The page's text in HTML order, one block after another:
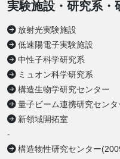
実験施設・研究系・
放射光実験施設
低速陽電子実験施設
中性子科学研究系
ミュオン科学研究系
構造生物学研究センター
量子ビーム連携研究センタ
新領域開拓室
-
構造物性研究センター